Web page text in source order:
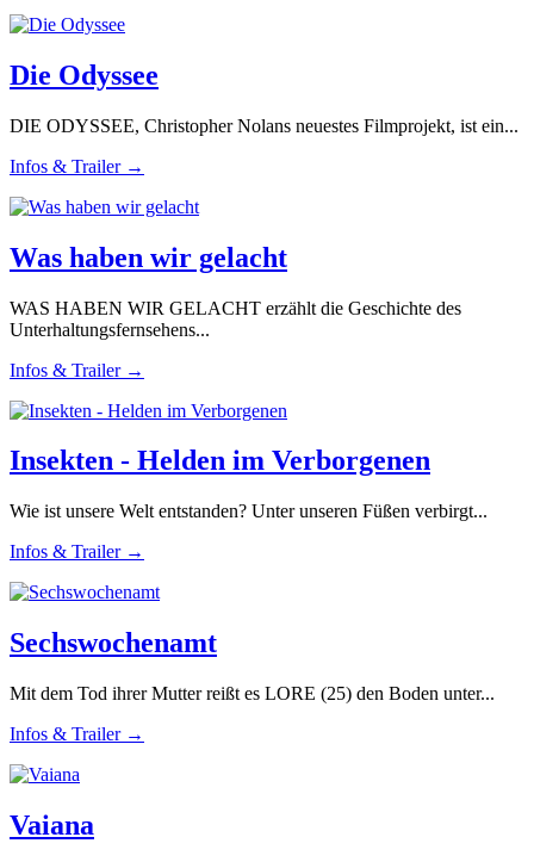
Die Odyssee
DIE ODYSSEE, Christopher Nolans neuestes Filmprojekt, ist ein...
Infos & Trailer →
Was haben wir gelacht
WAS HABEN WIR GELACHT erzählt die Geschichte des
Unterhaltungsfernsehens...
Infos & Trailer →
Insekten - Helden im Verborgenen
Wie ist unsere Welt entstanden? Unter unseren Füßen verbirgt...
Infos & Trailer →
Sechswochenamt
Mit dem Tod ihrer Mutter reißt es LORE (25) den Boden unter...
Infos & Trailer →
Vaiana